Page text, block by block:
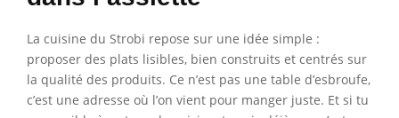
La cuisine du Strobi repose sur une idée simple :
proposer des plats lisibles, bien construits et centrés sur
la qualité des produits. Ce n’est pas une table d’esbroufe,
c’est une adresse où l’on vient pour manger juste. Et si tu